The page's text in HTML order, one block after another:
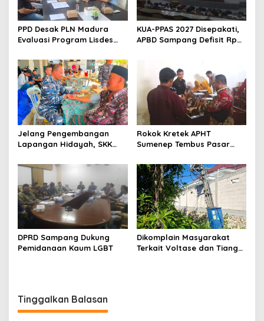
PPD Desak PLN Madura
Evaluasi Program Lisdes
KUA-PPAS 2027 Disepakati,
APBD Sampang Defisit Rp
Jelang Pengembangan
Lapangan Hidayah, SKK
Perkuat Sinergi dengan
Nelayan Sampang
Rokok Kretek APHT
Sumenep Tembus Pasar
DPRD Sampang Dukung
Pemidanaan Kaum LGBT
Dikomplain Masyarakat
Terkait Voltase dan Tiang
Tinggalkan Balasan